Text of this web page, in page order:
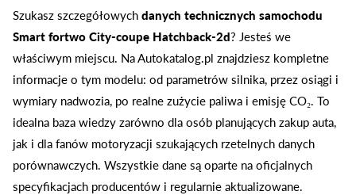
Szukasz szczegółowychdanych technicznych samochodu
Smart fortwo City-coupe Hatchback-2d? Jesteś we
właściwym miejscu. Na Autokatalog.pl znajdziesz kompletne
informacje o tym modelu: od parametrów silnika, przez osiągi i
wymiary nadwozia, po realne zużycie paliwa i emisję CO₂. To
idealna baza wiedzy zarówno dla osób planujących zakup auta,
jak i dla fanów motoryzacji szukających rzetelnych danych
porównawczych. Wszystkie dane są oparte na oficjalnych
specyfikacjach producentów i regularnie aktualizowane.